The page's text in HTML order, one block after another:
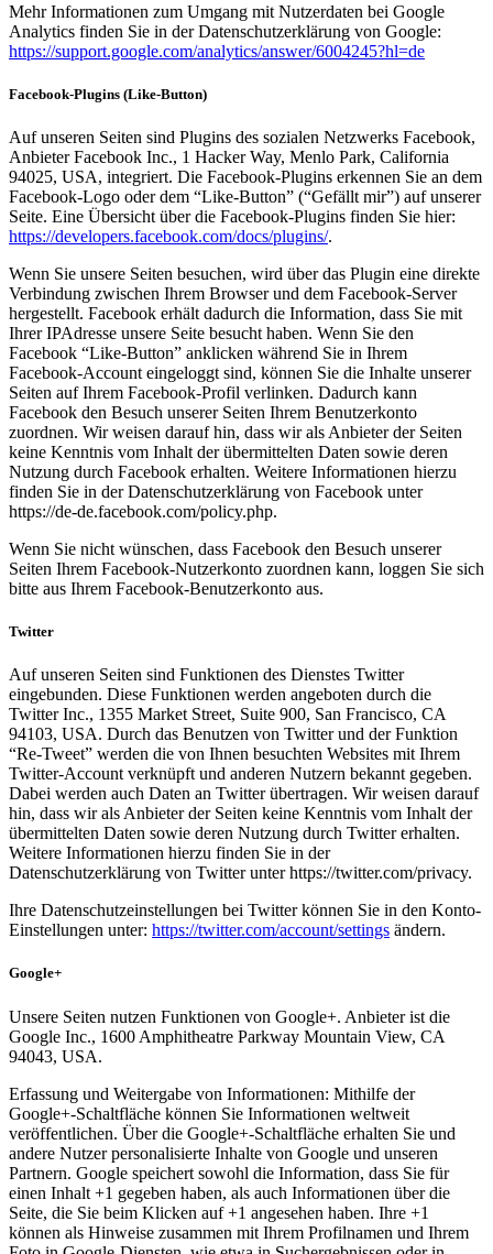
Mehr Informationen zum Umgang mit Nutzerdaten bei Google
Analytics finden Sie in der Datenschutzerklärung von Google:
https://support.google.com/analytics/answer/6004245?hl=de
Facebook-Plugins (Like-Button)
Auf unseren Seiten sind Plugins des sozialen Netzwerks Facebook,
Anbieter Facebook Inc., 1 Hacker Way, Menlo Park, California
94025, USA, integriert. Die Facebook-Plugins erkennen Sie an dem
Facebook-Logo oder dem “Like-Button” (“Gefällt mir”) auf unserer
Seite. Eine Übersicht über die Facebook-Plugins finden Sie hier:
https://developers.facebook.com/docs/plugins/.
Wenn Sie unsere Seiten besuchen, wird über das Plugin eine direkte
Verbindung zwischen Ihrem Browser und dem Facebook-Server
hergestellt. Facebook erhält dadurch die Information, dass Sie mit
Ihrer IPAdresse unsere Seite besucht haben. Wenn Sie den
Facebook “Like-Button” anklicken während Sie in Ihrem
Facebook-Account eingeloggt sind, können Sie die Inhalte unserer
Seiten auf Ihrem Facebook-Profil verlinken. Dadurch kann
Facebook den Besuch unserer Seiten Ihrem Benutzerkonto
zuordnen. Wir weisen darauf hin, dass wir als Anbieter der Seiten
keine Kenntnis vom Inhalt der übermittelten Daten sowie deren
Nutzung durch Facebook erhalten. Weitere Informationen hierzu
finden Sie in der Datenschutzerklärung von Facebook unter
https://de-de.facebook.com/policy.php.
Wenn Sie nicht wünschen, dass Facebook den Besuch unserer
Seiten Ihrem Facebook-Nutzerkonto zuordnen kann, loggen Sie sich
bitte aus Ihrem Facebook-Benutzerkonto aus.
Twitter
Auf unseren Seiten sind Funktionen des Dienstes Twitter
eingebunden. Diese Funktionen werden angeboten durch die
Twitter Inc., 1355 Market Street, Suite 900, San Francisco, CA
94103, USA. Durch das Benutzen von Twitter und der Funktion
“Re-Tweet” werden die von Ihnen besuchten Websites mit Ihrem
Twitter-Account verknüpft und anderen Nutzern bekannt gegeben.
Dabei werden auch Daten an Twitter übertragen. Wir weisen darauf
hin, dass wir als Anbieter der Seiten keine Kenntnis vom Inhalt der
übermittelten Daten sowie deren Nutzung durch Twitter erhalten.
Weitere Informationen hierzu finden Sie in der
Datenschutzerklärung von Twitter unter https://twitter.com/privacy.
Ihre Datenschutzeinstellungen bei Twitter können Sie in den Konto-
Einstellungen unter: https://twitter.com/account/settings ändern.
Google+
Unsere Seiten nutzen Funktionen von Google+. Anbieter ist die
Google Inc., 1600 Amphitheatre Parkway Mountain View, CA
94043, USA.
Erfassung und Weitergabe von Informationen: Mithilfe der
Google+-Schaltfläche können Sie Informationen weltweit
veröffentlichen. Über die Google+-Schaltfläche erhalten Sie und
andere Nutzer personalisierte Inhalte von Google und unseren
Partnern. Google speichert sowohl die Information, dass Sie für
einen Inhalt +1 gegeben haben, als auch Informationen über die
Seite, die Sie beim Klicken auf +1 angesehen haben. Ihre +1
können als Hinweise zusammen mit Ihrem Profilnamen und Ihrem